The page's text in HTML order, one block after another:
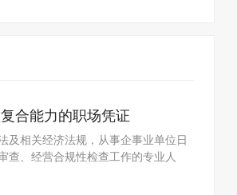
合能力的职场凭证
及相关经济法规，从事企事业单位日
查、经营合规性检查工作的专业人
合型人才。